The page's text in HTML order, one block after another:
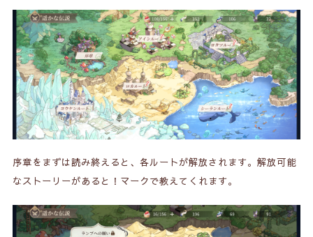
序章をまずは読み終えると、各ルートが解放されます。解放可能
なストーリーがあると！マークで教えてくれます。